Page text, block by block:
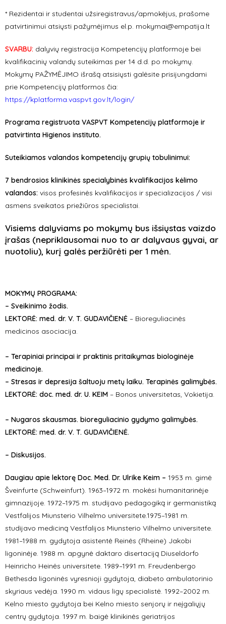
* Rezidentai ir studentai užsiregistravus/apmokėjus, prašome
patvirtinimui atsiųsti pažymėjimus el.p. mokymai@empatija.lt
SVARBU: dalyvių registracija Kompetencijų platformoje bei
kvalifikacinių valandų suteikimas per 14 d.d. po mokymų.
Mokymų PAŽYMĖJIMO išrašą atsisiųsti galėsite prisijungdami
prie Kompetencijų platformos čia:
https://kplatforma.vaspvt.gov.lt/login/
Programa registruota VASPVT Kompetencijų platformoje ir
patvirtinta Higienos instituto.
Suteikiamos valandos kompetencijų grupių tobulinimui:
7 bendrosios klinikinės specialybinės kvalifikacijos kėlimo
valandos: visos profesinės kvalifikacijos ir specializacijos / visi
asmens sveikatos priežiūros specialistai.
Visiems dalyviams po mokymų bus išsiųstas vaizdo
įrašas (nepriklausomai nuo to ar dalyvaus gyvai, ar
nuotoliu), kurį galės peržiūrėti per 1 mėn.
MOKYMŲ PROGRAMA:
– Sveikinimo žodis.
LEKTORĖ: med. dr. V. T. GUDAVIČIENĖ – Bioreguliacinės
medicinos asociacija.
– Terapiniai principai ir praktinis pritaikymas biologinėje
medicinoje.
– Stresas ir depresija šaltuoju metų laiku. Terapinės galimybės.
LEKTORĖ: doc. med. dr. U. KEIM – Bonos universitetas, Vokietija.
– Nugaros skausmas. bioreguliacinio gydymo galimybės.
LEKTORĖ: med. dr. V. T. GUDAVIČIENĖ.
– Diskusijos.
Daugiau apie lektorę Doc. Med. Dr. Ulrike Keim – 1953 m. gimė
Šveinfurte (Schweinfurt). 1963–1972 m. mokėsi humanitarinėje
gimnazijoje. 1972–1975 m. studijavo pedagogiką ir germanistiką
Vestfalijos Miunsterio Vilhelmo universitete.1975–1981 m.
studijavo mediciną Vestfalijos Miunsterio Vilhelmo universitete.
1981–1988 m. gydytoja asistentė Reinės (Rheine) Jakobi
ligoninėje. 1988 m. apgynė daktaro disertaciją Diuseldorfo
Heinricho Heinės universitete. 1989–1991 m. Freudenbergo
Bethesda ligoninės vyresnioji gydytoja, diabeto ambulatorinio
skyriaus vedėja. 1990 m. vidaus ligų specialistė. 1992–2002 m.
Kelno miesto gydytoja bei Kelno miesto senjorų ir neįgaliųjų
centrų gydytoja. 1997 m. baigė klinikinės geriatrijos